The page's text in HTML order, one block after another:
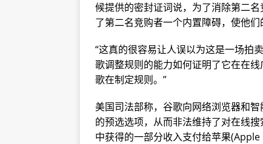
候提供的密封证词说，为了消除第二
了第二名竞购者一个内置障碍，使他们
“这真的很容易让人误以为这是一场拍
歌调整规则的能力如何证明了它在在
歌在制定规则。”
美国司法部称，谷歌向网络浏览器和
的预选选项，从而非法维持了对在线
中获得的一部分收入支付给苹果